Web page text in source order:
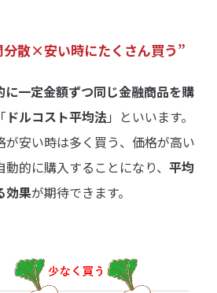
散×安い時にたくさん買う”
に一定金額ずつ同じ金融商品を購
ドルコスト平均法」といいます。
が安い時は多く買う、価格が高い
的に購入することになり、 平均
効果が期待できます。